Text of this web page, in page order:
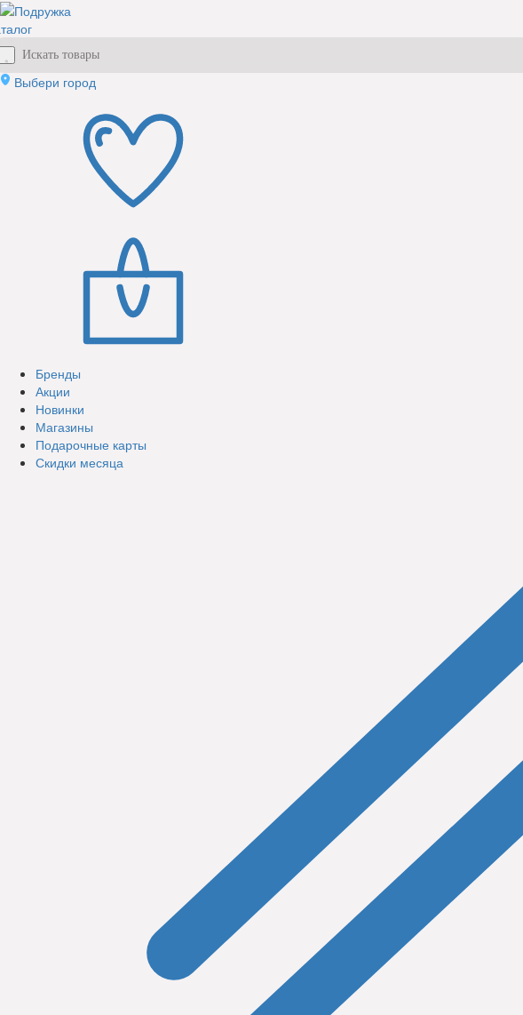
Выбери город
Бренды
Акции
Новинки
Магазины
Подарочные карты
Скидки месяца